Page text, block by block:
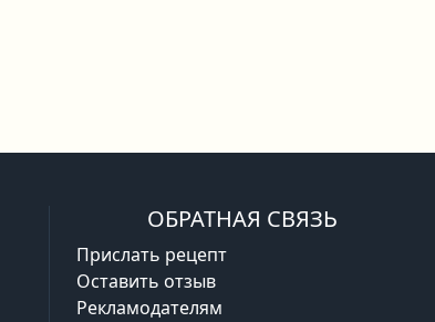
ОБРАТНАЯ СВЯЗЬ
Прислать рецепт
Оставить отзыв
Рекламодателям